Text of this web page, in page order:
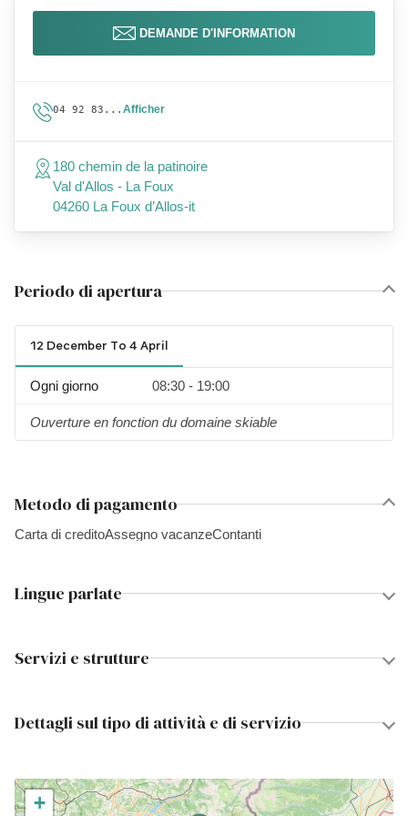
Periodo di apertura
12 December To 4 April
Ogni giorno 08:30 - 19:00
Ouverture en fonction du domaine skiable
Metodo di pagamento
Carta di creditoAssegno vacanzeContanti
Lingue parlate
Servizi e strutture
Dettagli sul tipo di attività e di servizio
+
DEMANDE D'INFORMATION
04 92 83... Afficher
180 chemin de la patinoire
Val d'Allos - La Foux
04260 La Foux d’Allos-it